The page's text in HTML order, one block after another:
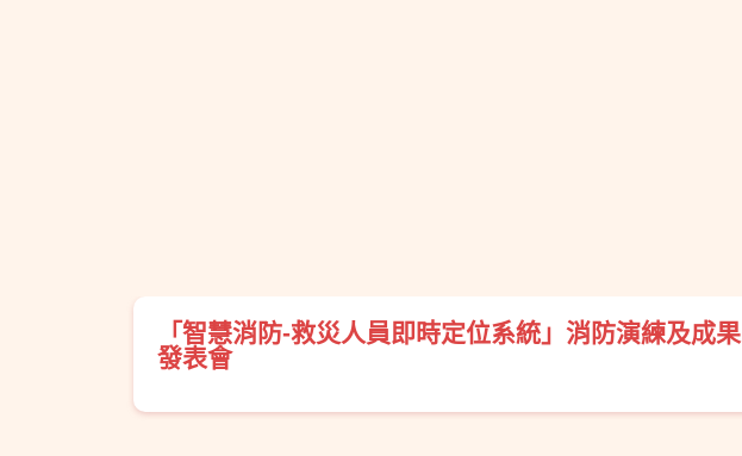
「智慧消防-救災人員即時定位系統」消防演練及成果
發表會